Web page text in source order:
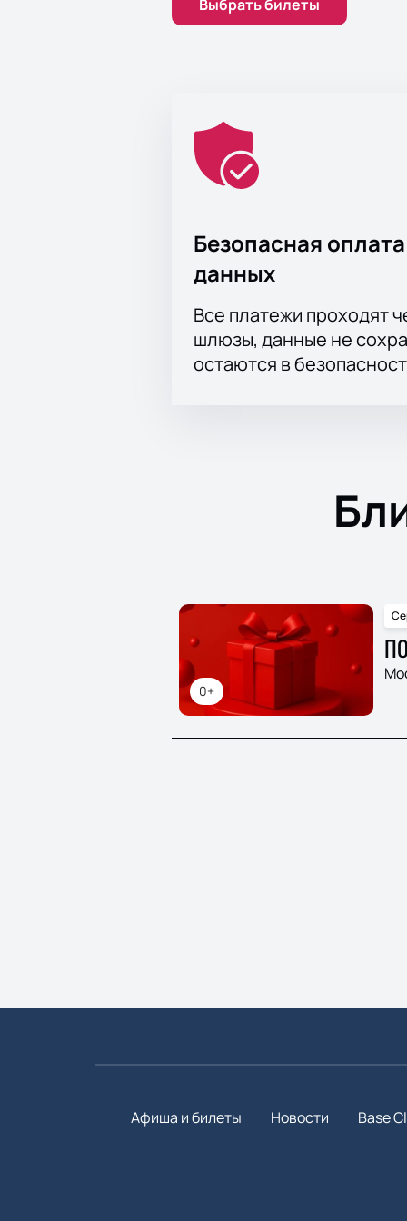
поклонников в качестве
Артистка обладает мощной
имеете уникальный шанс
Купить билеты на концерт
поездки в кассы, и безопаснее,
Выбрать билеты
Безопасная
данных
Все платежи проходят
шлюзы, данные не
остаются в
0+
Афиша и билеты Новости
Base